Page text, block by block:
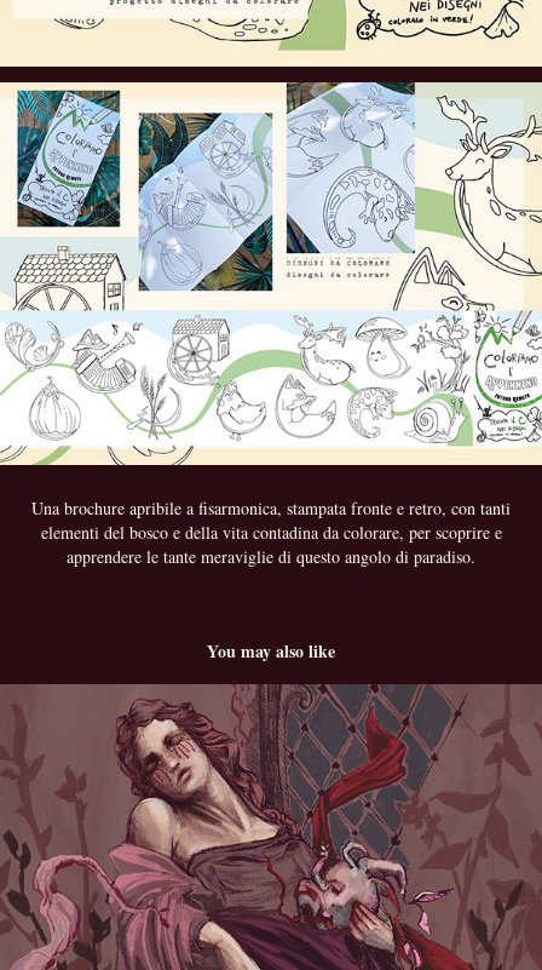
Una brochure apribile a fisarmonica, stampata fronte e retro, con tanti
elementi del bosco e della vita contadina da colorare, per scoprire e
apprendere le tante meraviglie di questo angolo di paradiso.
You may also like
Giuditta, femminismo e libertà?
2025